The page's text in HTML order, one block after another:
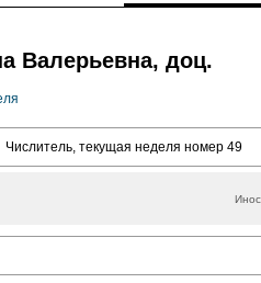
Валерьевна, доц.
Числитель, текущая неделя номер 49